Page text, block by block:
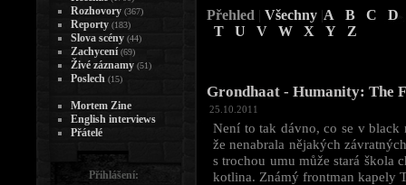
Přehled | Všechny |A B C
D
T
U V W X Y Z
Grondhaat - Humanity: The
25.10.2011
Není to tak dávno, co se v black
že nenabrala nějakých
s trochou umu může stará škola
kotlina. Známý frontman kapely
Rozhovory (367)
Reporty (183)
Slova scény (44)
Zachycení (69)
Živé záznamy (51)
Poslech (15)
Mortem Zine
English interviews
Přátelé
Přihlášení: